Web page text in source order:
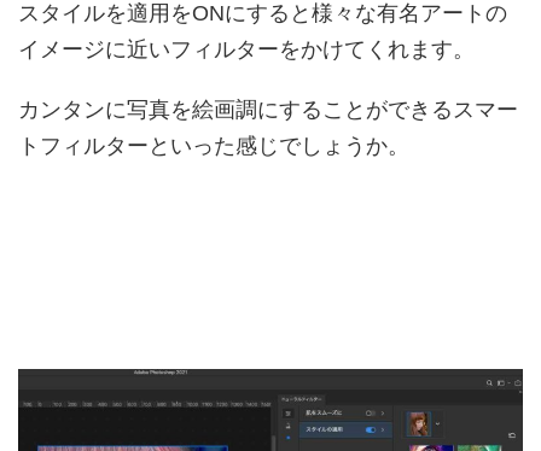
スタイルを適用をONにすると様々な有名アートの
イメージに近いフィルターをかけてくれます。
カンタンに写真を絵画調にすることができるスマー
トフィルターといった感じでしょうか。